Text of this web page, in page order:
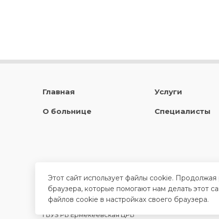
Главная
О больнице
Услуги
Специалисты
ГБУЗ РБ Ермекеевская ЦРБ
Этот сайт использует файлы cookie.
браузера, которые помогают нам делать этот
файлов cookie в настройках своего браузера.